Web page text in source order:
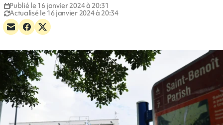
Publié le 16 janvier 2024 à 20:31
Actualisé le 16 janvier 2024 à 20:34